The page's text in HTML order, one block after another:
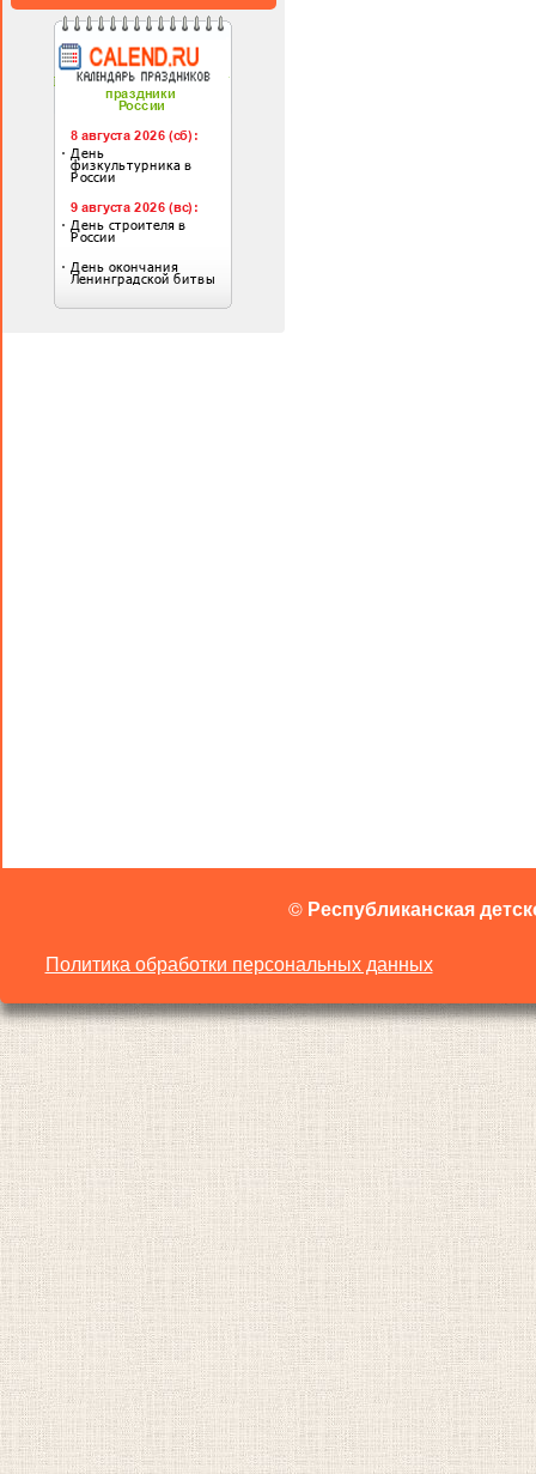
© Республиканская
Политика обработки персональных данных